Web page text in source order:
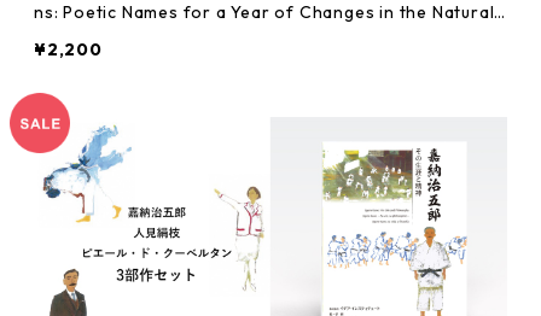
ns: Poetic Names for a Year of Changes in the Natural
¥2,200